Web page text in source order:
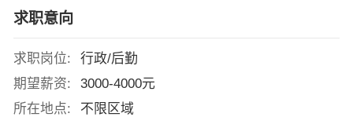
求职意向
求职岗位:
行政/后勤
期望薪资:
3000-4000元
所在地点:
不限区域